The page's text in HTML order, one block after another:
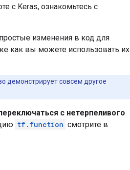
с Keras, ознакомьтесь с
изменения в код для
как вы можете использовать их
демонстрирует совсем другое
с нетерпеливого
tf.function смотрите в